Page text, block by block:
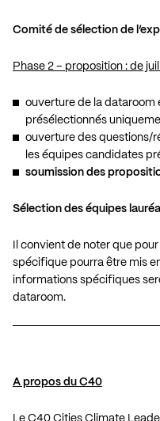
Comité de sélection de
Phase 2 – proposition : de
ouverture de la dataroom
présélectionnés
ouverture des questions/
les équipes candidates
soumission des
Sélection des équipes
Il convient de noter que
spécifique pourra être mis
informations spécifiques
dataroom.
A propos du C40
Le C40 Cities Climate